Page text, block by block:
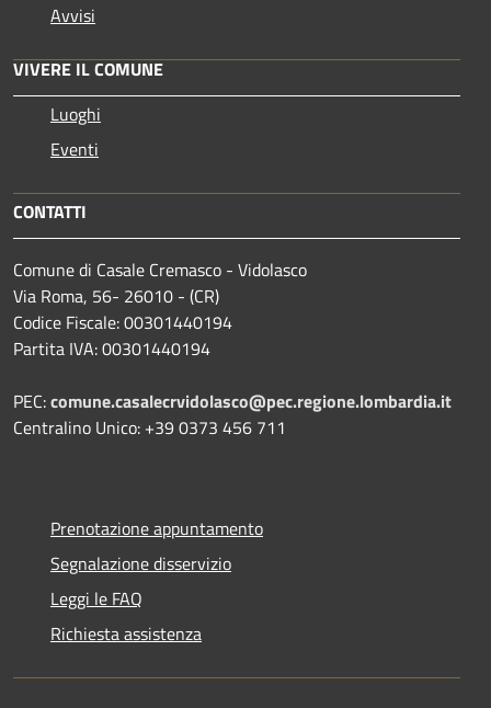
Avvisi
VIVERE IL COMUNE
Luoghi
Eventi
CONTATTI
Comune di Casale Cremasco - Vidolasco
Via Roma, 56- 26010 - (CR)
Codice Fiscale: 00301440194
Partita IVA: 00301440194
PEC:comune.casalecrvidolasco@pec.regione.lombardia.it
Centralino Unico: +39 0373 456 711
Prenotazione appuntamento
Segnalazione disservizio
Leggi le FAQ
Richiesta assistenza